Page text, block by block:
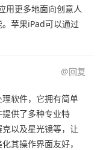
更多地面向创意人
苹果iPad可以通过
@回复
软件，它拥有简单
供了多种专业特
以及星光镜等，让
其操作界面友好，